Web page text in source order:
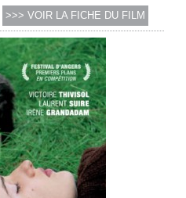
>>> VOIR LA FICHE DU FILM